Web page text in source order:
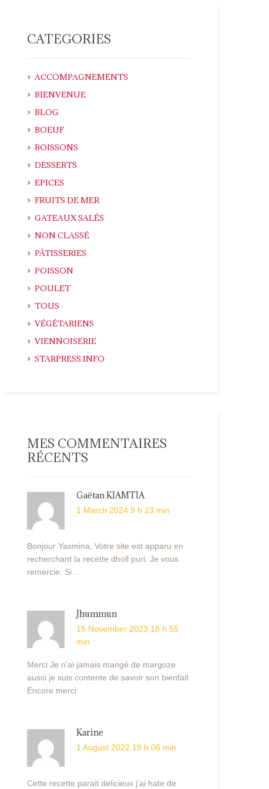
CATEGORIES
ACCOMPAGNEMENTS
BIENVENUE
BLOG
BOEUF
BOISSONS
DESSERTS
EPICES
FRUITS DE MER
GATEAUX SALÉS
NON CLASSÉ
PÂTISSERIES
POISSON
POULET
TOUS
VÉGÉTARIENS
VIENNOISERIE
STARPRESS.INFO
MES COMMENTAIRES
RÉCENTS
Gaëtan KIAMTIA
1 March 2024 9 h 23 min
Bonjour Yasmina, Votre site est apparu en
recherchant la recette dholl puri. Je vous
remercie. Si...
Jhummun
15 November 2023 18 h 55
min
Merci Je n'ai jamais mangé de margoze
aussi je suis contente de savoir son bienfait
Encore merci
Karine
1 August 2022 19 h 06 min
Cette recette parait delicieux j’ai hate de